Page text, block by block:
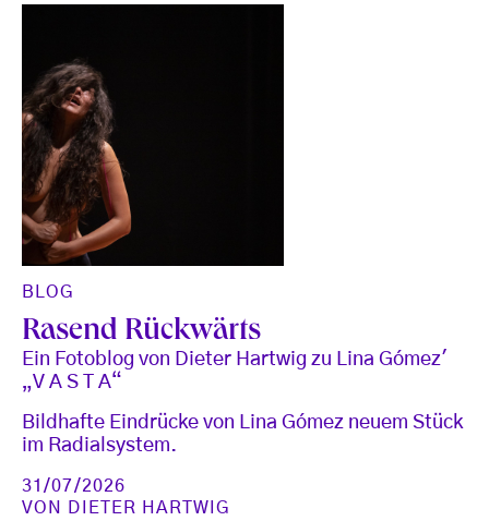
BLOG
Rasend Rückwärts
Ein Fotoblog von Dieter Hartwig zu Lina Gómez'
„V A S T A“
Bildhafte Eindrücke von Lina Gómez neuem Stück
im Radialsystem.
31/07/2026
VON
DIETER HARTWIG